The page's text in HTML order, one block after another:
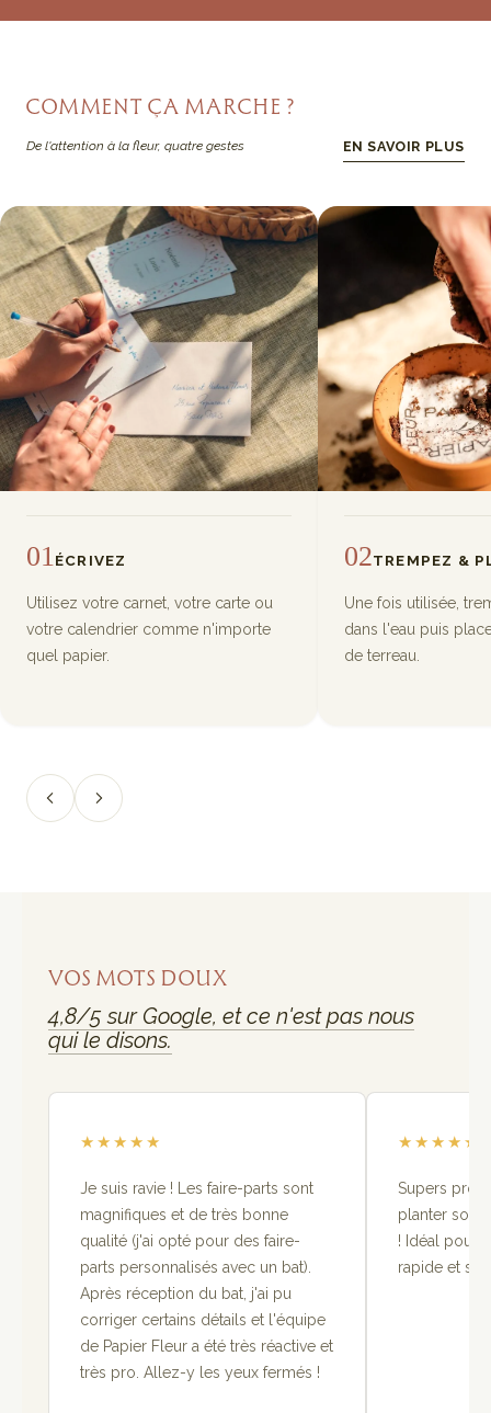
COMMENT ÇA MARCHE ?
De l'attention à la fleur, quatre gestes EN SAVOIR PLUS
01ÉCRIVEZ
Utilisez votre carnet, votre carte ou
votre calendrier comme n'importe
quel papier.
02TREMPEZ &
Une fois utilisée,
dans l'eau puis
de terreau.
VOS MOTS DOUX
4,8/5 sur Google, et ce n'est pas nous
qui le disons.
★ ★ ★ ★ ★
Je suis ravie ! Les faire-parts sont
magnifiques et de très bonne
qualité (j'ai opté pour des faire-
parts personnalisés avec un bat).
Après réception du bat, j'ai pu
corriger certains détails et l'équipe
de Papier Fleur a été très réactive et
très pro. Allez-y les yeux fermés !
★ ★ ★ ★ ★
Supers
planter sont
! Idéal pour
rapide et